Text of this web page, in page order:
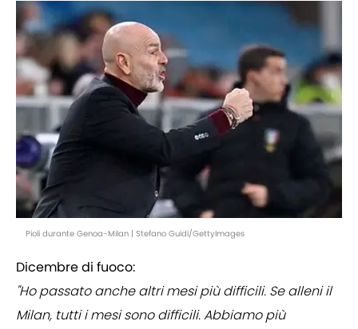
Pioli durante Genoa-Milan | Stefano Guidi/GettyImages
Dicembre di fuoco:
"Ho passato anche altri mesi più difficili. Se alleni il
Milan, tutti i mesi sono difficili. Abbiamo più